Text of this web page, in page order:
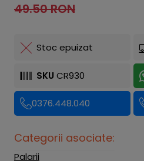
49.50 RON
Stoc epuizat
SKU CR930
0376.448.040
Categorii asociate:
Palarii